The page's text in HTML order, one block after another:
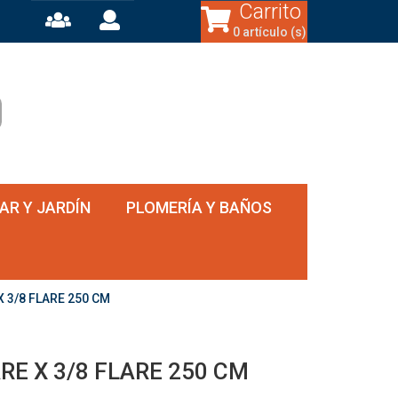
Carrito
0 artículo (s)
Y JARDÍN PLOMERÍA Y BAÑOS
3/8 FLARE 250 CM
X 3/8 FLARE 250 CM